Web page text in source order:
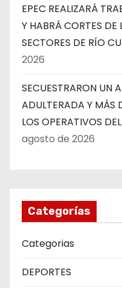
EPEC REALIZARÁ
Y HABRÁ CORTES DE
SECTORES DE RÍO
2026
SECUESTRARON UN
ADULTERADA Y MÁS
LOS OPERATIVOS
agosto de 2026
Categorías
Categorias
DEPORTES